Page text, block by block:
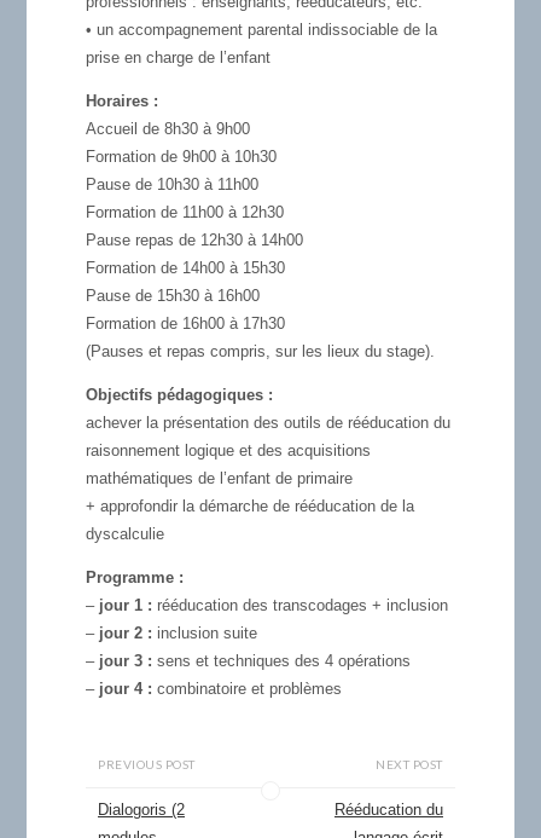
• un accompagnement parental indissociable de la
prise en charge de l’enfant
Horaires :
Accueil de 8h30 à 9h00
Formation de 9h00 à 10h30
Pause de 10h30 à 11h00
Formation de 11h00 à 12h30
Pause repas de 12h30 à 14h00
Formation de 14h00 à 15h30
Pause de 15h30 à 16h00
Formation de 16h00 à 17h30
(Pauses et repas compris, sur les lieux du stage).
Objectifs pédagogiques :
achever la présentation des outils de rééducation du
raisonnement logique et des acquisitions
mathématiques de l’enfant de primaire
+ approfondir la démarche de rééducation de la
dyscalculie
Programme :
–jour 1 : rééducation des transcodages + inclusion
–jour 2 : inclusion suite
–jour 3 : sens et techniques des 4 opérations
–jour 4 : combinatoire et problèmes
PREVIOUS POST
Dialogoris (2
NEXT POST
Rééducation du